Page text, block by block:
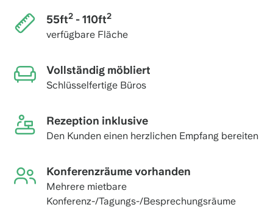
55ft2- 110ft2
verfügbare Fläche
Vollständig möbliert
Schlüsselfertige Büros
Rezeption inklusive
Den Kunden einen herzlichen Empfang bereiten
Konferenzräume vorhanden
Mehrere mietbare
Konferenz-/Tagungs-/Besprechungsräume